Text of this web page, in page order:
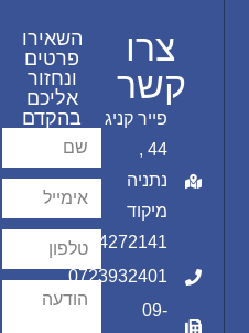
צרו
קשר
פייר קניג
44 ,
נתניה
מיקוד
4272141
0723932401
09-
השאירו
פרטים
ונחזור
אליכם
בהקדם